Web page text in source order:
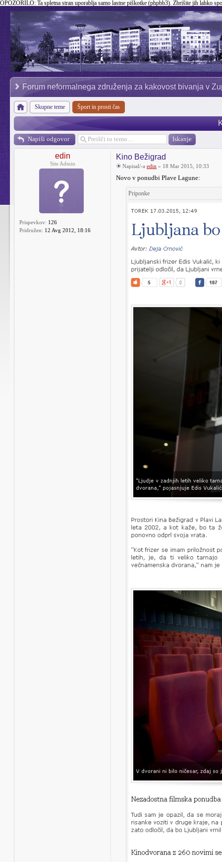
OPOZORILO: Ta spletna stran uporablja samo lastne piškotke (phpbb3). Zbrišite jih lahko
Forum neformalnega združenja za kakovost bivanja v
Skupne teme Šport in prosti čas
Napiši odgovor
edin
Site Admin
Prispevkov: 126
Pridružen: 12 Avg 2012, 18:16
Kino Bežigrad
Napisal/-a edin » 18 Mar 2015, 10:33
Novo v ponudbi Plave Lagune:
Priponke